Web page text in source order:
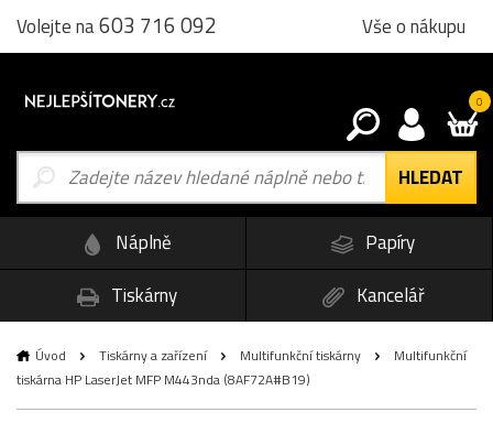
Volejte na603 716 092 Vše o nákupu
0
Náplně
Papíry
Tiskárny
Kancelář
Úvod Tiskárny a zařízení Multifunkční tiskárny
Multifunkční
tiskárna HP LaserJet MFP M443nda (8AF72A#B19)